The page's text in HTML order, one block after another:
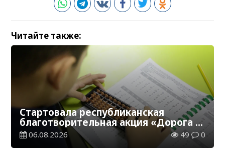
Читайте также:
Стартовала республиканская
благотворительная акция «Дорога в
школу»
06.08.2026 49 0